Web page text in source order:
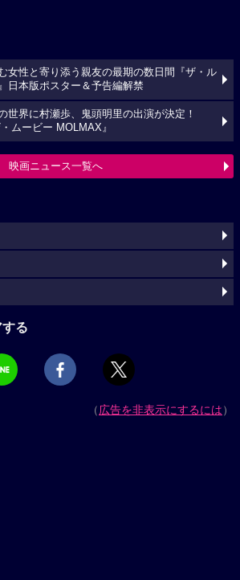
女性と寄り添う親友の最期の数日間『ザ・ル
日本版ポスター＆予告編解禁
世界に村瀬歩、鬼頭明里の出演が決定！
ムービー MOLMAX』
映画ニュース一覧へ
る
（広告を非表示にするには）